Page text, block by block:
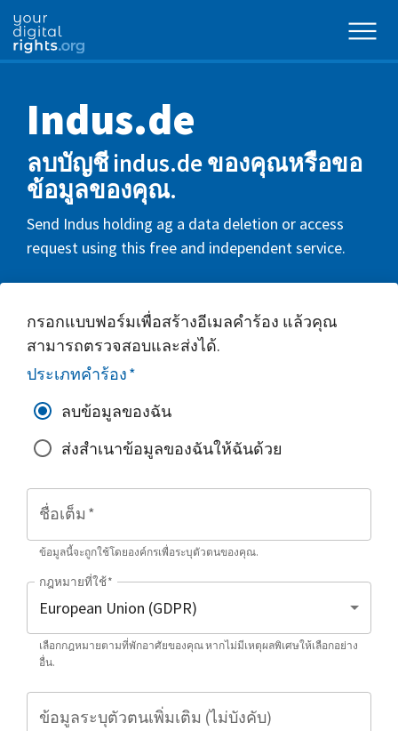
Indus.de
ลบบัญชี indus.de ของคุณหรือขอ
ข้อมูลของคุณ.
Send Indus holding ag a data deletion or access
request using this free and independent service.
กรอกแบบฟอร์มเพื่อสร้างอีเมลคำร้อง แล้วคุณ
สามารถตรวจสอบและส่งได้.
ประเภทคำร้อง*
ลบข้อมูลของฉัน
ส่งสำเนาข้อมูลของฉันให้ฉันด้วย
ชื่อเต็ม *
ข้อมูลนี้จะถูกใช้โดยองค์กรเพื่อระบุตัวตนของคุณ.
กฎหมายที่ใช้*
เลือกกฎหมายตามที่พักอาศัยของคุณ หากไม่มีเหตุผลพิเศษให้เลือกอย่าง
อื่น.
ข้อมูลระบุตัวตนเพิ่มเติม (ไม่บังคับ)